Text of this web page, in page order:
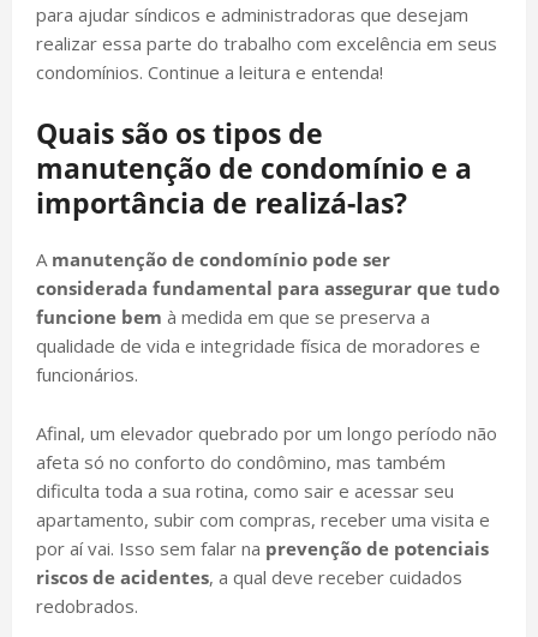
para ajudar síndicos e administradoras que desejam
realizar essa parte do trabalho com excelência em seus
condomínios. Continue a leitura e entenda!
Quais são os tipos de
manutenção de condomínio e a
importância de realizá-las?
A manutenção de condomínio pode ser
considerada fundamental para assegurar que tudo
funcione bem à medida em que se preserva a
qualidade de vida e integridade física de moradores e
funcionários.
Afinal, um elevador quebrado por um longo período não
afeta só no conforto do condômino, mas também
dificulta toda a sua rotina, como sair e acessar seu
apartamento, subir com compras, receber uma visita e
por aí vai. Isso sem falar na prevenção de potenciais
riscos de acidentes, a qual deve receber cuidados
redobrados.